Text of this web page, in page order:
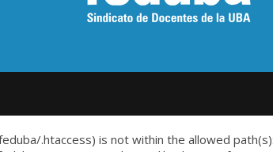
.htaccess) is not within the allowed path(s):